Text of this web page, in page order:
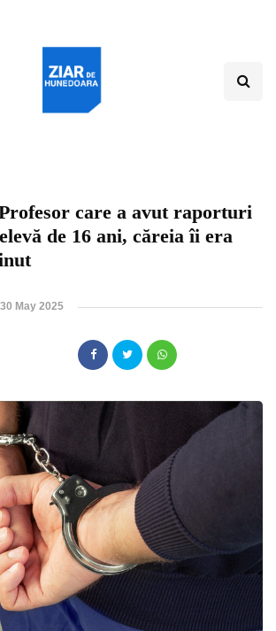
care a avut raporturi
de 16 ani, căreia îi era
30 May 2025